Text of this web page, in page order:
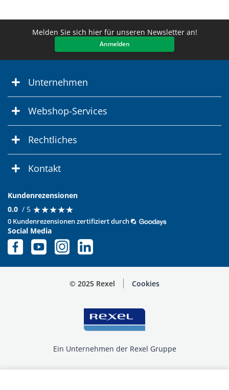
Melden Sie sich hier für unseren Newsletter an!
Anmelden
Unternehmen
Webshop-Services
Rechtliches
Kontakt
Kundenrezensionen
0.0 / 5 ★★★★★
★★★★★
0 Kundenrezensionen zertifiziert durch
Social Media
© 2025 Rexel Cookies
Ein Unternehmen der Rexel Gruppe